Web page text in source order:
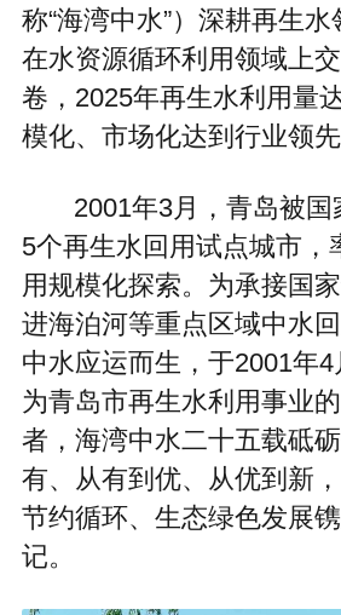
称“海湾中水”）深耕再生水
在水资源循环利用领域上
卷，2025年再生水利用量
模化、市场化达到行业领先
2001年3月，青岛被
5个再生水回用试点城市，
用规模化探索。为承接国
进海泊河等重点区域中水
中水应运而生，于2001年
为青岛市再生水利用事业
者，海湾中水二十五载砥
有、从有到优、从优到新
节约循环、生态绿色发展
记。